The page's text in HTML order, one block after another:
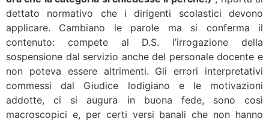
dettato normativo che i dirigenti scolastici devono
applicare. Cambiano le parole ma si conferma il
contenuto: compete al D.S. l’irrogazione della
sospensione dal servizio anche del personale docente e
non poteva essere altrimenti. Gli errori interpretativi
commessi dal Giudice lodigiano e le motivazioni
addotte, ci si augura in buona fede, sono così
macroscopici e, per certi versi banali che non hanno